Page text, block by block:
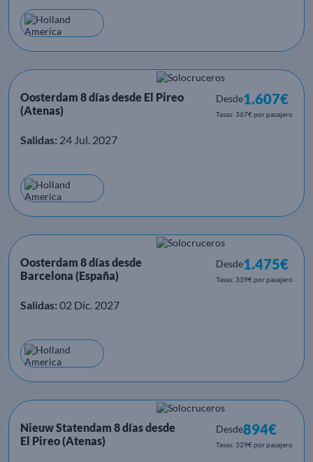
Oosterdam 8 días desde El Pireo
(Atenas)
Desde1.607€
Tasas: 367€ por pasajero
Salidas: 24 Jul. 2027
Oosterdam 8 días desde
Barcelona (España)
Desde1.475€
Tasas: 339€ por pasajero
Salidas: 02 Dic. 2027
Nieuw Statendam 8 días desde
El Pireo (Atenas)
Desde894€
Tasas: 329€ por pasajero